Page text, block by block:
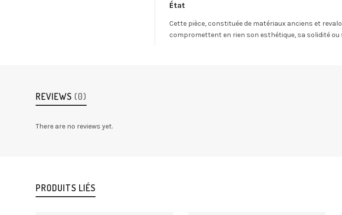
État
Cette pièce, constituée de matériaux anciens et
compromettent en rien son esthétique, sa solidité
REVIEWS (0)
There are no reviews yet.
PRODUITS LIÉS